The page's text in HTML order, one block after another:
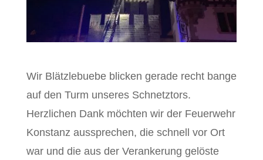
Wir Blätzlebuebe blicken gerade recht bange
auf den Turm unseres Schnetztors.
Herzlichen Dank möchten wir der Feuerwehr
Konstanz aussprechen, die schnell vor Ort
war und die aus der Verankerung gelöste